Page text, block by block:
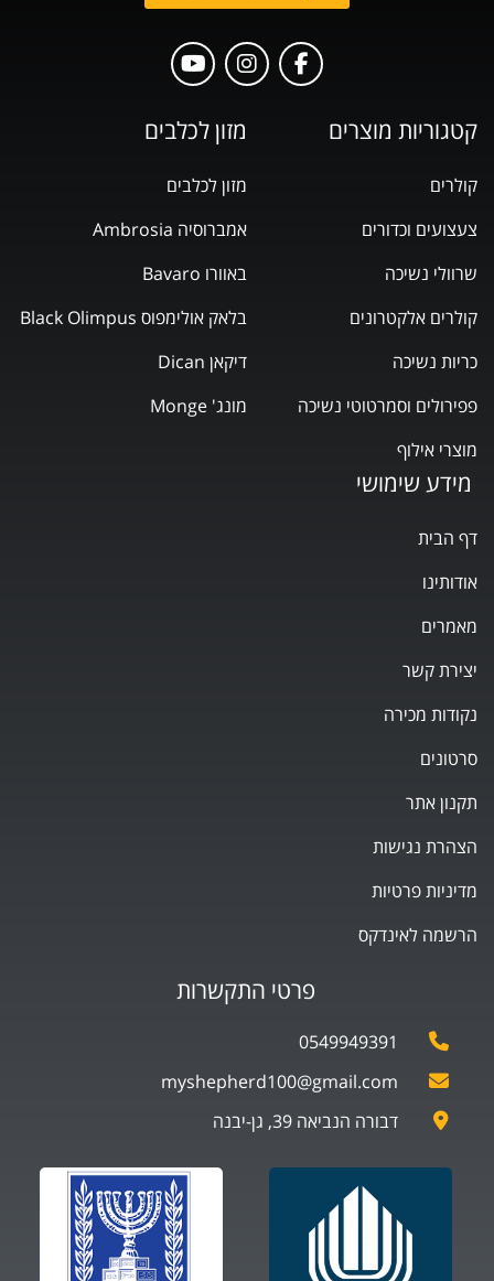
פרטי התקשרות
0549949391
myshepherd100@gmail.com
דבורה הנביאה 39, גן-יבנה
מידע שימושי
דף הבית
אודותינו
מאמרים
יצירת קשר
נקודות מכירה
סרטונים
תקנון אתר
הצהרת נגישות
מדיניות פרטיות
הרשמה לאינדקס
מזון לכלבים
מזון לכלבים
אמברוסיה Ambrosia
באוורו Bavaro
בלאק אולימפוס Black Olimpus
דיקאן Dican
מונג' Monge
קטגוריות מוצרים
קולרים
צעצועים וכדורים
שרוולי נשיכה
קולרים אלקטרונים
כריות נשיכה
פפירולים וסמרטוטי נשיכה
מוצרי אילוף